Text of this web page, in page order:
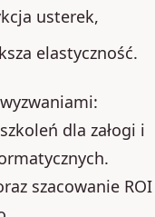
usterek,
elastyczność.
dla załogi i
szacowanie ROI